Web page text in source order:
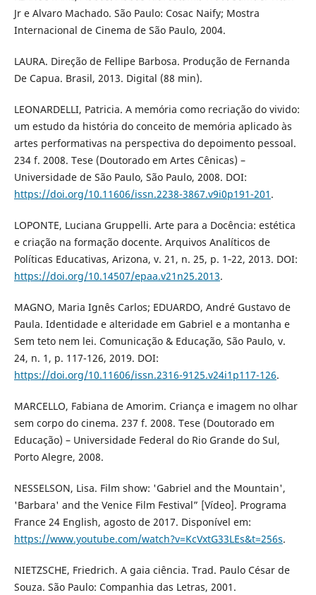
Jr e Alvaro Machado. São Paulo: Cosac Naify; Mostra
Internacional de Cinema de São Paulo, 2004.
LAURA. Direção de Fellipe Barbosa. Produção de Fernanda
De Capua. Brasil, 2013. Digital (88 min).
LEONARDELLI, Patricia. A memória como recriação do vivido:
um estudo da história do conceito de memória aplicado às
artes performativas na perspectiva do depoimento pessoal.
234 f. 2008. Tese (Doutorado em Artes Cênicas) –
Universidade de São Paulo, São Paulo, 2008. DOI:
https://doi.org/10.11606/issn.2238-3867.v9i0p191-201 .
LOPONTE, Luciana Gruppelli. Arte para a Docência: estética
e criação na formação docente. Arquivos Analíticos de
Políticas Educativas, Arizona, v. 21, n. 25, p. 1‐22, 2013. DOI:
https://doi.org/10.14507/epaa.v21n25.2013.
MAGNO, Maria Ignês Carlos; EDUARDO, André Gustavo de
Paula. Identidade e alteridade em Gabriel e a montanha e
Sem teto nem lei. Comunicação & Educação, São Paulo, v.
24, n. 1, p. 117-126, 2019. DOI:
https://doi.org/10.11606/issn.2316-9125.v24i1p117-126.
MARCELLO, Fabiana de Amorim. Criança e imagem no olhar
sem corpo do cinema. 237 f. 2008. Tese (Doutorado em
Educação) – Universidade Federal do Rio Grande do Sul,
Porto Alegre, 2008.
NESSELSON, Lisa. Film show: 'Gabriel and the Mountain',
'Barbara' and the Venice Film Festival” [Vídeo]. Programa
France 24 English, agosto de 2017. Disponível em:
https://www.youtube.com/watch?v=KcVxtG33LEs&t=256s.
NIETZSCHE, Friedrich. A gaia ciência. Trad. Paulo César de
Souza. São Paulo: Companhia das Letras, 2001.